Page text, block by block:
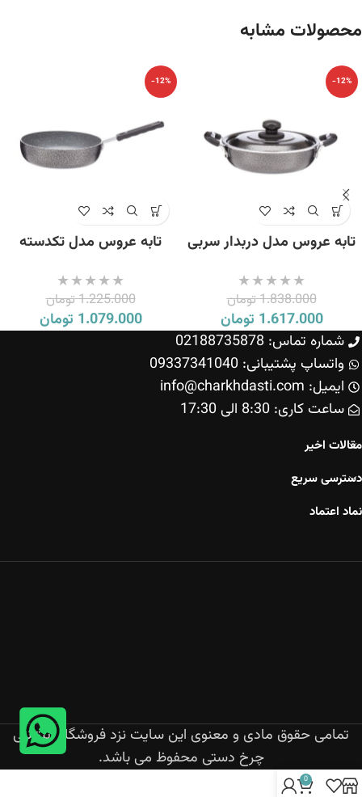
محصولات مشابه
-12%
تابه عروس مدل دربدار سربی
1.838.000تومان
1.617.000 تومان
-12%
تابه عروس مدل تکدسته
1.225.000تومان
1.079.000 تومان
شماره تماس: 02188735878
واتساپ پشتیبانی: 09337341040
ایمیل: info@charkhdasti.com
ساعت کاری: 8:30 الی 17:30
مقالات اخیر
دسترسی سریع
نماد اعتماد
تمامی حقوق مادی و معنوی این سایت نزد فروشگاه اینترنتی
چرخ دستی محفوظ می باشد.
0